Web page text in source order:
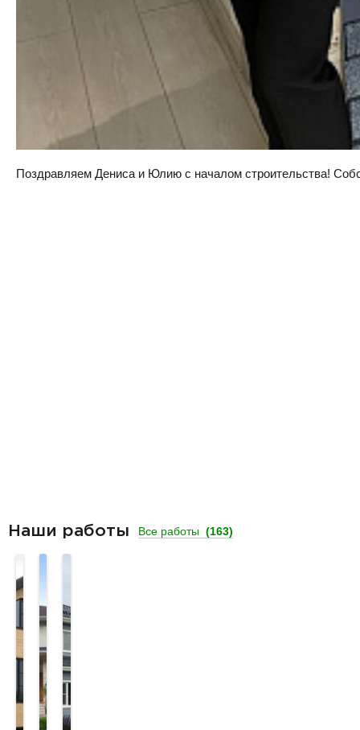
Поздравляем Дениса и Юлию с началом строительства!
Наши работы Все работы (163)